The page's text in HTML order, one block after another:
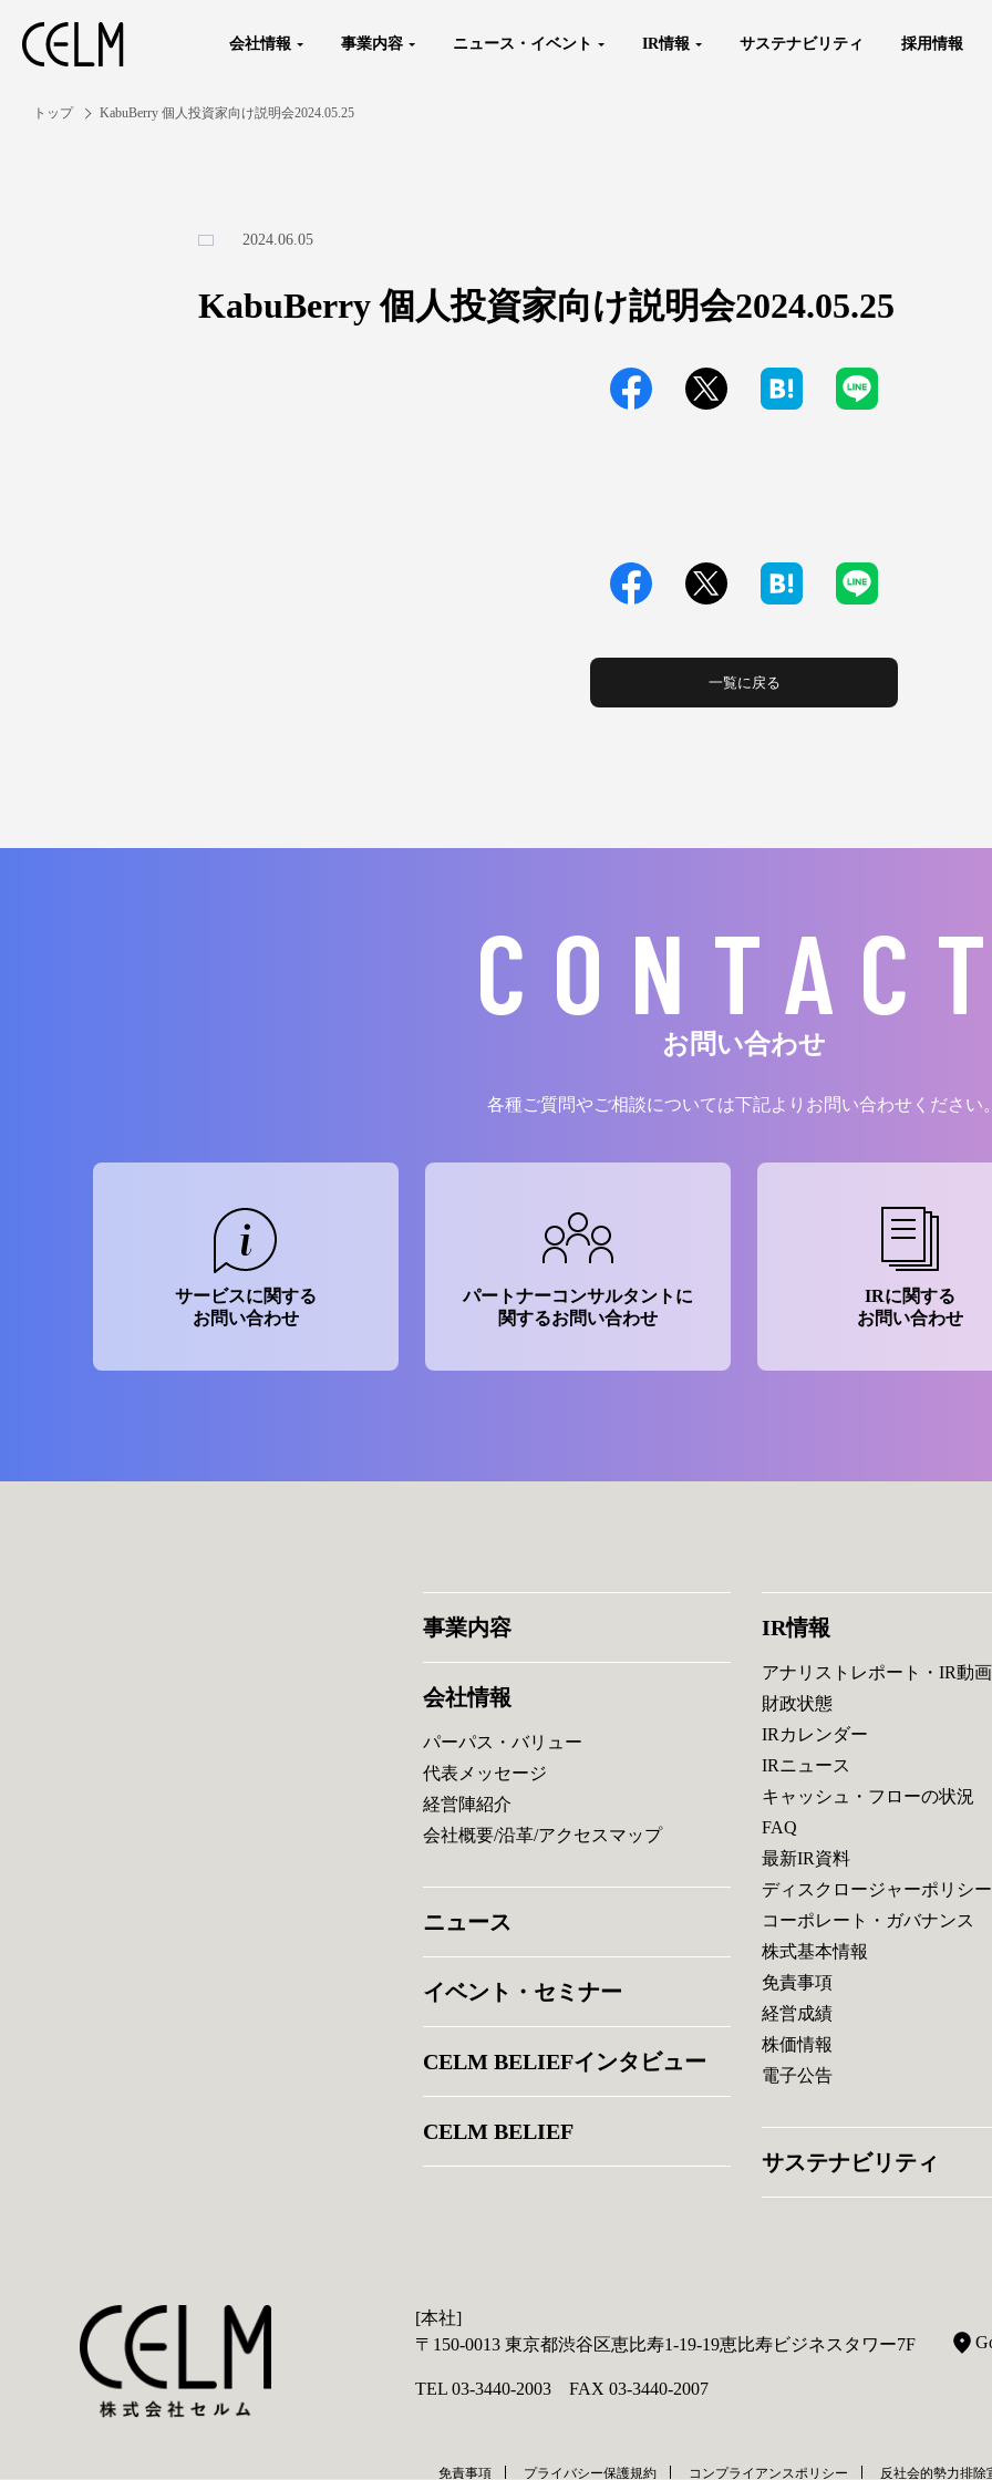
会社情報 事業内容 ニュース・イベント IR情報 サステナビリティ 採用情報
トップ KabuBerry 個人投資家向け説明会2024.05.25
2024.06.05
KabuBerry 個人投資家向け説明会2024.05.25
一覧に戻る
お問い合わせ
各種ご質問やご相談については下記よりお問い合わせください
サービスに関する
お問い合わせ
パートナーコンサルタントに
関するお問い合わせ
IRに関する
お問い合わせ
事業内容
会社情報
パーパス・バリュー
代表メッセージ
経営陣紹介
会社概要/沿革/アクセスマップ
ニュース
イベント・セミナー
CELM BELIEFインタビュー
CELM BELIEF
IR情報
アナリストレポート・IR動画
財政状態
IRカレンダー
IRニュース
キャッシュ・フローの状況
FAQ
最新IR資料
ディスクロージャーポリシー
コーポレート・ガバナンス
株式基本情報
免責事項
経営成績
株価情報
電子公告
サステナビリティ
[本社]
〒150-0013 東京都渋谷区恵比寿1-19-19恵比寿ビジネスタワー7F
TEL 03-3440-2003 FAX 03-3440-2007
免責事項 プライバシー保護規約 コンプライアンスポリシー 反社会的勢力排除